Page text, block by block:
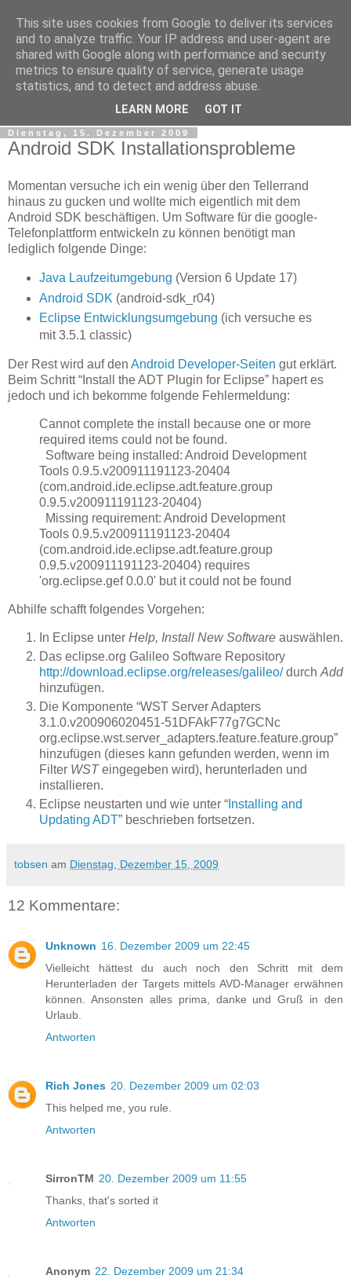
tobsen.de
Dinge die das Leben erleichtern, Wissenswertes, C# und
Dienstag, 15. Dezember 2009
Android SDK Installationsprobleme
Momentan versuche ich ein wenig über den Tellerrand
hinaus zu gucken und wollte mich eigentlich mit dem
Android SDK beschäftigen. Um Software für die google-
Telefonplattform entwickeln zu können benötigt man
lediglich folgende Dinge:
Java Laufzeitumgebung (Version 6 Update 17)
Android SDK (android-sdk_r04)
Eclipse Entwicklungsumgebung (ich versuche es
mit 3.5.1 classic)
Der Rest wird auf den Android Developer-Seiten gut erklärt.
Beim Schritt “Install the ADT Plugin for Eclipse” hapert es
jedoch und ich bekomme folgende Fehlermeldung:
Cannot complete the install because one or more
required items could not be found.
Software being installed: Android Development
Tools 0.9.5.v200911191123-20404
(com.android.ide.eclipse.adt.feature.group
0.9.5.v200911191123-20404)
Missing requirement: Android Development
Tools 0.9.5.v200911191123-20404
(com.android.ide.eclipse.adt.feature.group
0.9.5.v200911191123-20404) requires
'org.eclipse.gef 0.0.0' but it could not be found
Abhilfe schafft folgendes Vorgehen:
In Eclipse unter Help, Install New Software auswählen.
Das eclipse.org Galileo Software Repository
http://download.eclipse.org/releases/galileo/durch Add
hinzufügen.
Die Komponente “WST Server Adapters
3.1.0.v200906020451-51DFAkF77g7GCNc
org.eclipse.wst.server_adapters.feature.feature.group”
hinzufügen (dieses kann gefunden werden, wenn im
Filter WSTeingegeben wird), herunterladen und
installieren.
Eclipse neustarten und wie unter “ Installing and
Updating ADT” beschrieben fortsetzen.
tobsen am Dienstag, Dezember 15, 2009
12 Kommentare:
Unknown 16. Dezember 2009 um 22:45
Vielleicht hättest du auch noch den Schritt mit dem
Herunterladen der Targets mittels AVD-Manager erwähnen
können. Ansonsten alles prima, danke und Gruß in den
Urlaub.
Antworten
Rich Jones 20. Dezember 2009 um 02:03
This helped me, you rule.
Antworten
SirronTM 20. Dezember 2009 um 11:55
Thanks, that's sorted it
Antworten
Anonym 22. Dezember 2009 um 21:34
This site uses cookies from Google to deliver its services
and to analyze traffic. Your IP address and user-agent are
shared with Google along with performance and security
metrics to ensure quality of service, generate usage
statistics, and to detect and address abuse.
LEARN MORE GOT IT